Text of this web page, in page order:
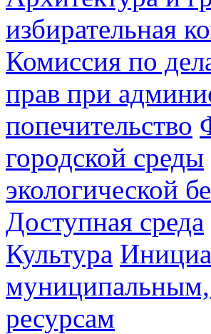
избирательная
Комиссия по
прав при
попечительство
городской среды
экологической
Доступная среда
Культура
ресурсам